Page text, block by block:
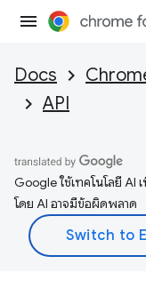
Docs
API
Google ใช้เทคโนโลยี AI
โดย AI อาจมีข้อผิดพลาด